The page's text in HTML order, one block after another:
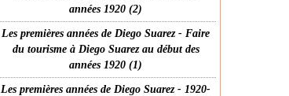
années 1920 (2)
Les premières années de Diego Suarez - Faire
du tourisme à Diego Suarez au début des
années 1920 (1)
Les premières années de Diego Suarez - 1920-